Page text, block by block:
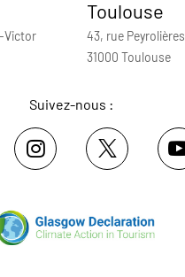
Victor
Toulouse
43, rue Peyrolières
31000 Toulouse
Suivez-nous :